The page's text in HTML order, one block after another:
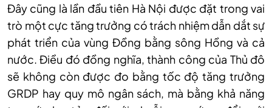
Đây cũng là lần đầu tiên Hà Nội được đặt trong vai
trò một cực tăng trưởng có trách nhiệm dẫn dắt sự
phát triển của vùng Đồng bằng sông Hồng và cả
nước. Điều đó đồng nghĩa, thành công của Thủ đô
sẽ không còn được đo bằng tốc độ tăng trưởng
GRDP hay quy mô ngân sách, mà bằng khả năng